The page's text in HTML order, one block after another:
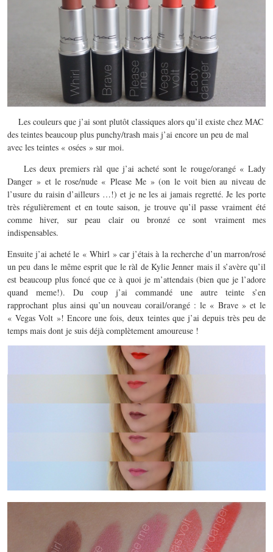
Les couleurs que j’ai sont plutôt classiques alors qu’il existe chez MAC
des teintes beaucoup plus punchy/trash mais j’ai encore un peu de mal
avec les teintes « osées » sur moi.
Les deux premiers ràl que j’ai acheté sont le rouge/orangé « Lady
Danger » et le rose/nude « Please Me » (on le voit bien au niveau de
l’usure du raisin d’ailleurs …!) et je ne les ai jamais regretté. Je les porte
très régulièrement et en toute saison, je trouve qu’il passe vraiment été
comme hiver, sur peau clair ou bronzé ce sont vraiment mes
indispensables.
Ensuite j’ai acheté le « Whirl » car j’étais à la recherche d’un marron/rosé
un peu dans le même esprit que le ràl de Kylie Jenner mais il s’avère qu’il
est beaucoup plus foncé que ce à quoi je m’attendais (bien que je l’adore
quand meme!). Du coup j’ai commandé une autre teinte s’en
rapprochant plus ainsi qu’un nouveau corail/orangé : le « Brave » et le
« Vegas Volt »! Encore une fois, deux teintes que j’ai depuis très peu de
temps mais dont je suis déjà complètement amoureuse !